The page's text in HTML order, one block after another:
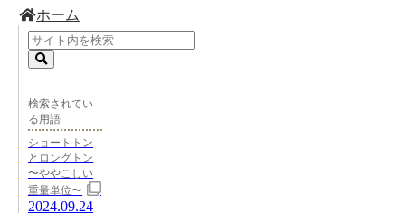
ホーム
検索されてい
る用語
ショートトン
とロングトン
〜ややこしい
重量単位〜
2024.09.24